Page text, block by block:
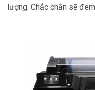
lượng. Chắc chắn sẽ